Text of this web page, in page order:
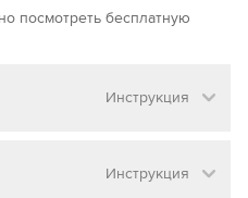
посмотреть бесплатную
Инструкция
трансляцию матча
Инструкция